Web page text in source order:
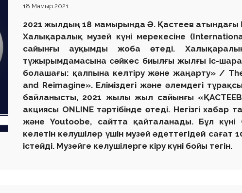
18 Мамыр 2021
2021 жылдың 18 мамырында Ә. Қастеев атындағы
Халықаралық музей күні мерекесіне
сайынғы ауқымды жоба өтеді.
тұжырымдамасына сәйкес биылғы жылғы іс-
болашағы: қалпына келтіру және жаңарту» /
and Reimagine». Еліміздегі және әлемдегі
байланысты, 2021 жылы жыл сайынғы «ҚАСТЕЕВ
акциясы ONLINE тәртібінде өтеді. Негізгі
және Youtoobe, сайтта қайталанады. Бұл күні
келетін келушілер үшін музей әдеттегідей
істейді. Музейге келушілерге кіру күні бойы тегін.